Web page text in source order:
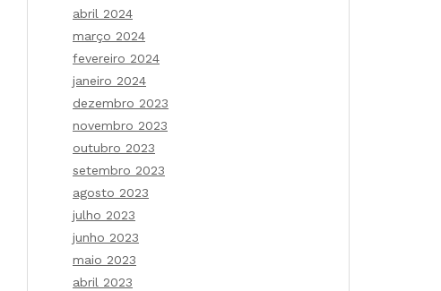
abril 2024
março 2024
fevereiro 2024
janeiro 2024
dezembro 2023
novembro 2023
outubro 2023
setembro 2023
agosto 2023
julho 2023
junho 2023
maio 2023
abril 2023